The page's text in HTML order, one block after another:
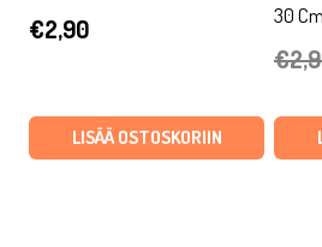
€2,90
LISÄÄ OSTOSKORIIN
30 Cm
€